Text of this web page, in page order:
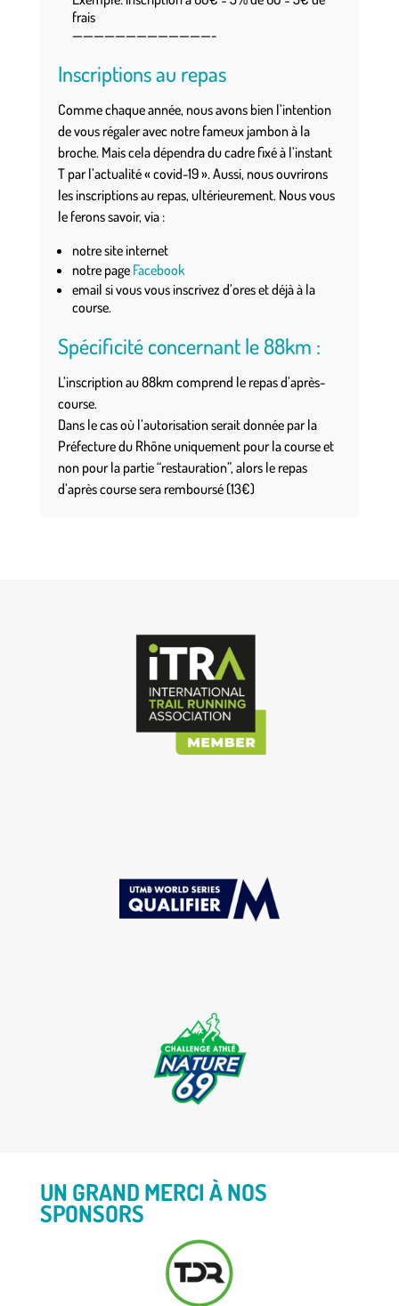
frais
—————————————-
Inscriptions au repas
Comme chaque année, nous avons bien l’intention
de vous régaler avec notre fameux jambon à la
broche. Mais cela dépendra du cadre fixé à l’instant
T par l’actualité « covid-19 ». Aussi, nous ouvrirons
les inscriptions au repas, ultérieurement. Nous vous
le ferons savoir, via :
notre site internet
notre page Facebook
email si vous vous inscrivez d’ores et déjà à la
course.
Spécificité concernant le 88km :
L’inscription au 88km comprend le repas d’après-
course.
Dans le cas où l’autorisation serait donnée par la
Préfecture du Rhône uniquement pour la course et
non pour la partie “restauration”, alors le repas
d’après course sera remboursé (13€)
UN GRAND MERCI À NOS
SPONSORS